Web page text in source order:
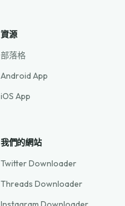
資源
部落格
Android App
iOS App
我們的網站
Twitter Downloader
Threads Downloader